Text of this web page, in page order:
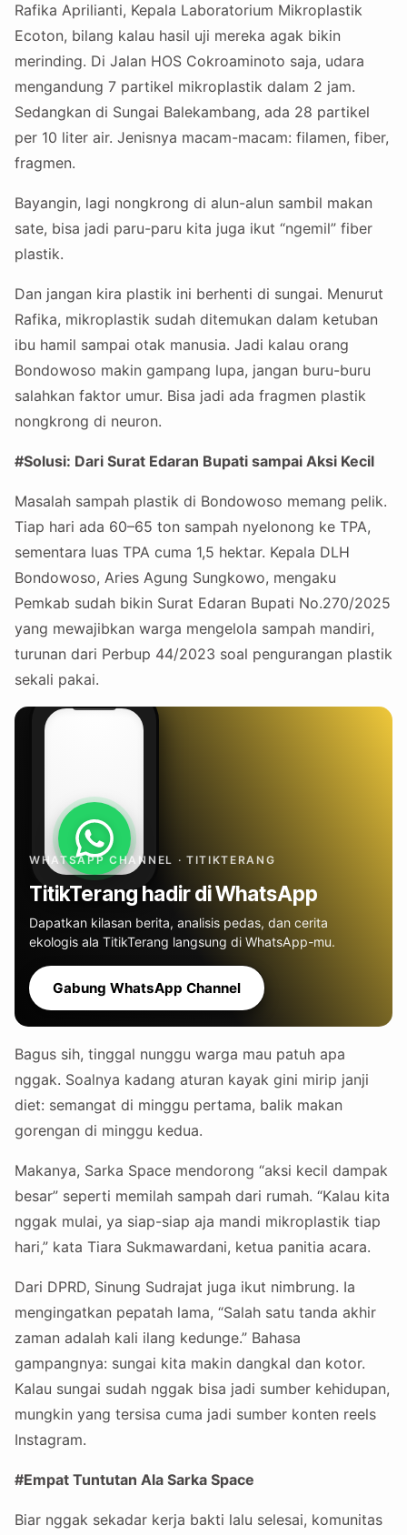
Rafika Aprilianti, Kepala Laboratorium Mikroplastik
Ecoton, bilang kalau hasil uji mereka agak bikin
merinding. Di Jalan HOS Cokroaminoto saja, udara
mengandung 7 partikel mikroplastik dalam 2 jam.
Sedangkan di Sungai Balekambang, ada 28 partikel
per 10 liter air. Jenisnya macam-macam: filamen, fiber,
fragmen.
Bayangin, lagi nongkrong di alun-alun sambil makan
sate, bisa jadi paru-paru kita juga ikut “ngemil” fiber
plastik.
Dan jangan kira plastik ini berhenti di sungai. Menurut
Rafika, mikroplastik sudah ditemukan dalam ketuban
ibu hamil sampai otak manusia. Jadi kalau orang
Bondowoso makin gampang lupa, jangan buru-buru
salahkan faktor umur. Bisa jadi ada fragmen plastik
nongkrong di neuron.
#Solusi: Dari Surat Edaran Bupati sampai Aksi Kecil
Masalah sampah plastik di Bondowoso memang pelik.
Tiap hari ada 60–65 ton sampah nyelonong ke TPA,
sementara luas TPA cuma 1,5 hektar. Kepala DLH
Bondowoso, Aries Agung Sungkowo, mengaku
Pemkab sudah bikin Surat Edaran Bupati No.270/2025
yang mewajibkan warga mengelola sampah mandiri,
turunan dari Perbup 44/2023 soal pengurangan plastik
sekali pakai.
WHATSAPP CHANNEL · TITIKTERANG
TitikTerang hadir di WhatsApp
Dapatkan kilasan berita, analisis pedas, dan cerita
ekologis ala TitikTerang langsung di WhatsApp-mu.
Gabung WhatsApp Channel
Bagus sih, tinggal nunggu warga mau patuh apa
nggak. Soalnya kadang aturan kayak gini mirip janji
diet: semangat di minggu pertama, balik makan
gorengan di minggu kedua.
Makanya, Sarka Space mendorong “aksi kecil dampak
besar” seperti memilah sampah dari rumah. “Kalau kita
nggak mulai, ya siap-siap aja mandi mikroplastik tiap
hari,” kata Tiara Sukmawardani, ketua panitia acara.
Dari DPRD, Sinung Sudrajat juga ikut nimbrung. Ia
mengingatkan pepatah lama, “Salah satu tanda akhir
zaman adalah kali ilang kedunge.” Bahasa
gampangnya: sungai kita makin dangkal dan kotor.
Kalau sungai sudah nggak bisa jadi sumber kehidupan,
mungkin yang tersisa cuma jadi sumber konten reels
Instagram.
#Empat Tuntutan Ala Sarka Space
Biar nggak sekadar kerja bakti lalu selesai, komunitas